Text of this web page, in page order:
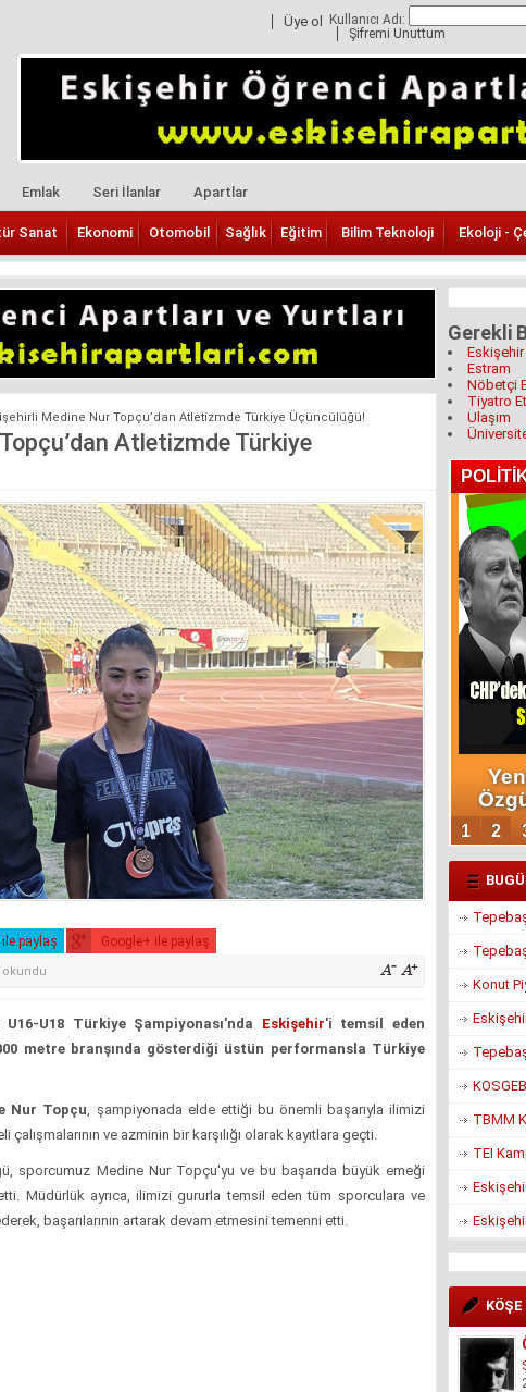
Üye ol Kullanıcı Adı:
Şifremi Unuttum
Emlak Seri İlanlar Apartlar
Sanat Ekonomi Otomobil Sağlık Eğitim Bilim Teknoloji Ekoloji -
Medine Nur Topçu’dan Atletizmde Türkiye Üçüncülüğü!
Atletizmde Türkiye
paylaş Google+ ile paylaş
okundu
U18 Türkiye Şampiyonası'nda Eskişehir'i temsil eden
metre branşında gösterdiği üstün performansla Türkiye
Nur Topçu , şampiyonada elde ettiği bu önemli başarıyla ilimizi
ve azminin bir karşılığı olarak kayıtlara geçti.
sporcumuz Medine Nur Topçu'yu ve bu başarıda büyük emeği
Müdürlük ayrıca, ilimizi gururla temsil eden tüm sporculara ve
başarılarının artarak devam etmesini temenni etti.
Gerekli
Estram
Nöbetçi
Tiyatro
Ulaşım
Konut
TBMM
TEI